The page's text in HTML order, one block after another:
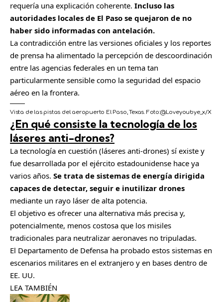
requería una explicación coherente. Incluso las
autoridades locales de El Paso se quejaron de no
haber sido informadas con antelación.
La contradicción entre las versiones oficiales y los reportes
de prensa ha alimentado la percepción de descoordinación
entre las agencias federales en un tema tan
particularmente sensible como la seguridad del espacio
aéreo en la frontera.
Vista de las pistas del aeropuerto El Paso, Texas. Foto:@Loveyoubye_x/X
¿En qué consiste la tecnología de los
láseres anti-drones?
La tecnología en cuestión (láseres anti-drones) sí existe y
fue desarrollada por el ejército estadounidense hace ya
varios años. Se trata de sistemas de energía dirigida
capaces de detectar, seguir e inutilizar drones
mediante un rayo láser de alta potencia.
El objetivo es ofrecer una alternativa más precisa y,
potencialmente, menos costosa que los misiles
tradicionales para neutralizar aeronaves no tripuladas.
El Departamento de Defensa ha probado estos sistemas en
escenarios militares en el extranjero y en bases dentro de
EE. UU.
LEA TAMBIÉN